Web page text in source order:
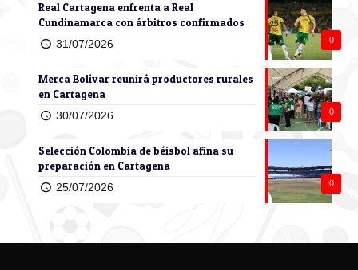
0
Real Cartagena enfrenta a Real
Cundinamarca con árbitros confirmados
31/07/2026
0
Merca Bolívar reunirá productores rurales
en Cartagena
30/07/2026
0
Selección Colombia de béisbol afina su
preparación en Cartagena
25/07/2026